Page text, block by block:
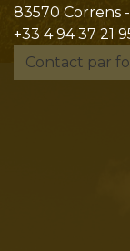
83570 Correns
+33 4 94 37 21
Contact par